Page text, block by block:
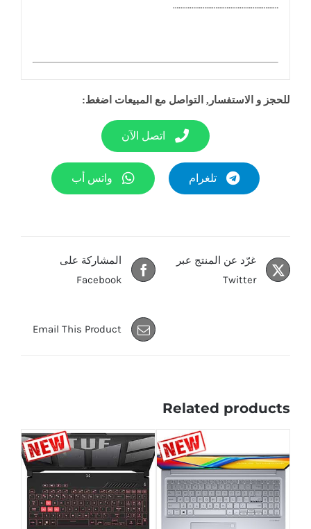
…………………………………………………
للحجز و الاستفسار, التواصل مع المبيعات اضغط:
اتصل الآن
تلغرام واتس أب
المشاركة على
Facebook
غرّد عن المنتج عبر
Twitter
Email This Product
Related products